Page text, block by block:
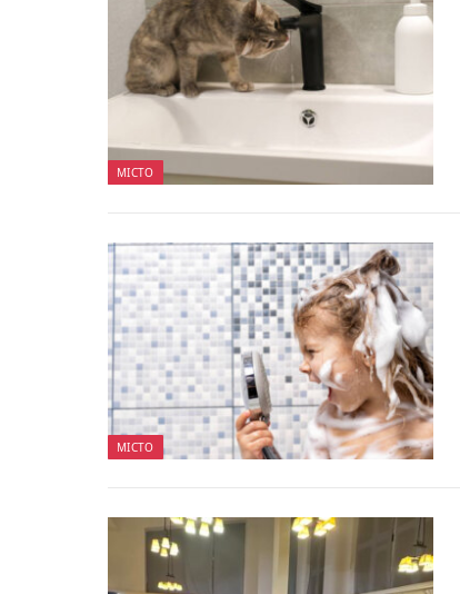
МІСТО
МІСТО